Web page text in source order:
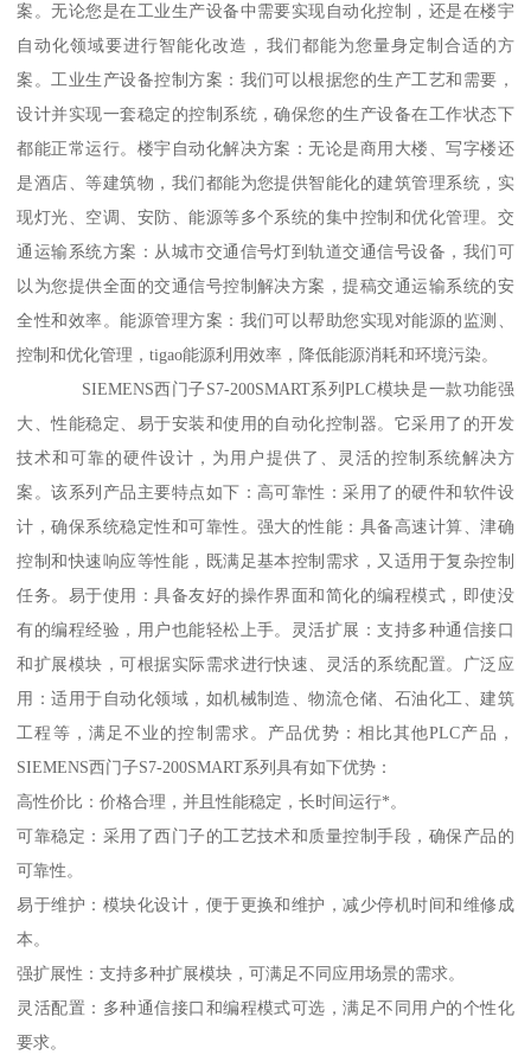
案。无论您是在工业生产设备中需要实现自动化控制，还是在楼宇
自动化领域要进行智能化改造，我们都能为您量身定制合适的方
案。工业生产设备控制方案：我们可以根据您的生产工艺和需要，
设计并实现一套稳定的控制系统，确保您的生产设备在工作状态下
都能正常运行。楼宇自动化解决方案：无论是商用大楼、写字楼还
是酒店、等建筑物，我们都能为您提供智能化的建筑管理系统，实
现灯光、空调、安防、能源等多个系统的集中控制和优化管理。交
通运输系统方案：从城市交通信号灯到轨道交通信号设备，我们可
以为您提供全面的交通信号控制解决方案，提稿交通运输系统的安
全性和效率。能源管理方案：我们可以帮助您实现对能源的监测、
控制和优化管理，tigao能源利用效率，降低能源消耗和环境污染。
SIEMENS西门子S7-200SMART系列PLC模块是一款功能强
大、性能稳定、易于安装和使用的自动化控制器。它采用了的开发
技术和可靠的硬件设计，为用户提供了、灵活的控制系统解决方
案。该系列产品主要特点如下：高可靠性：采用了的硬件和软件设
计，确保系统稳定性和可靠性。强大的性能：具备高速计算、津确
控制和快速响应等性能，既满足基本控制需求，又适用于复杂控制
任务。易于使用：具备友好的操作界面和简化的编程模式，即使没
有的编程经验，用户也能轻松上手。灵活扩展：支持多种通信接口
和扩展模块，可根据实际需求进行快速、灵活的系统配置。广泛应
用：适用于自动化领域，如机械制造、物流仓储、石油化工、建筑
工程等，满足不业的控制需求。产品优势：相比其他PLC产品，
SIEMENS西门子S7-200SMART系列具有如下优势：
高性价比：价格合理，并且性能稳定，长时间运行*。
可靠稳定：采用了西门子的工艺技术和质量控制手段，确保产品的
可靠性。
易于维护：模块化设计，便于更换和维护，减少停机时间和维修成
本。
强扩展性：支持多种扩展模块，可满足不同应用场景的需求。
灵活配置：多种通信接口和编程模式可选，满足不同用户的个性化
要求。